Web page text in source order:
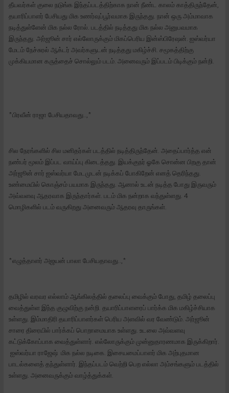
தீயவர்கள் குலை நடுங்க இந்தப்படத்திற்காக நான் நீண்ட காலம் காத்திருந்தேன்,
தயாரிப்பாளர் பேசியது மிக உணர்வுப்பூர்வமாக இருந்தது. நான் ஒரு அம்மாவாக
நடித்துள்ளேன் மிக நல்ல ரோல். படத்தில் நடித்தது மிக நல்ல அனுபவமாக
இருந்தது. அர்ஜூன் சார் எல்லோருக்கும் மிகப்பெரிய இன்ஸ்பிரேஷன். ஐஸ்வர்யா
மேடம் நேச்சுரல் ஆக்டர் அவர்களுடன் நடித்தது மகிழ்ச்சி. சமூகத்திற்கு
முக்கியமான கருத்தைச் சொல்லும் படம். அனைவரும் இப்படம் பிடிக்கும் நன்றி.
*பிரவீன் ராஜா பேசியதாவது..,*
சில நேரங்களில் சில மனிதர்கள் படத்தில் நடித்திருந்தேன். அதைப்பார்த்த என்
நண்பர் மூலம் இப்பட வாய்ப்பு கிடைத்தது. இயக்குநர் ஓகே சொன்ன பிறகு தான்
அர்ஜூன் சார் ஐஸ்வர்யா மேடமுடன் நடிக்கப் போகிறேன் எனத் தெரிந்தது.
உண்மையில் கொஞ்சம் பயமாக இருந்தது. ஆனால் உடன் நடித்த போது இருவரும்
அவ்வளவு ஆதரவாக இருந்தார்கள். படம் மிக நன்றாக வந்துள்ளது. 4
மொழிகளில் படம் வருகிறது அனைவரும் ஆதரவு தாருங்கள்.
*எழுத்தாளர் அஜயன் பாலா பேசியதாவது..,*
தமிழில் வரவர எல்லாம் ஆங்கிலத்தில் தலைப்பு வைக்கும் போது, தமிழ் தலைப்பு
வைத்துள்ள இந்த குழுவிற்கு நன்றி. தயாரிப்பாளரைப் பார்க்க மிக மகிழ்ச்சியாக
உள்ளது. இம்மாதிரி தயாரிப்பாளர்கள் பெரிய அளவில் வர வேண்டும். அர்ஜூன்
சாரை திரையில் பார்க்கப் பொறாமையாக உள்ளது. உடலை அவ்வளவு
கட்டுக்கோப்பாக வைத்துள்ளார். எல்லோருக்கும் முன்னுதாரணமாக இருக்கிறார்.
ஐஸ்வர்யா ராஜேஷ் மிக நல்ல நடிகை. இசையமைப்பாளர் மிக அற்புதமான
பாடல்களைத் தந்துள்ளார். இந்தப்படம் வெற்றி பெற எல்லா அம்சங்களும் படத்தில்
உள்ளது. அனைவருக்கும் வாழ்த்துக்கள்.